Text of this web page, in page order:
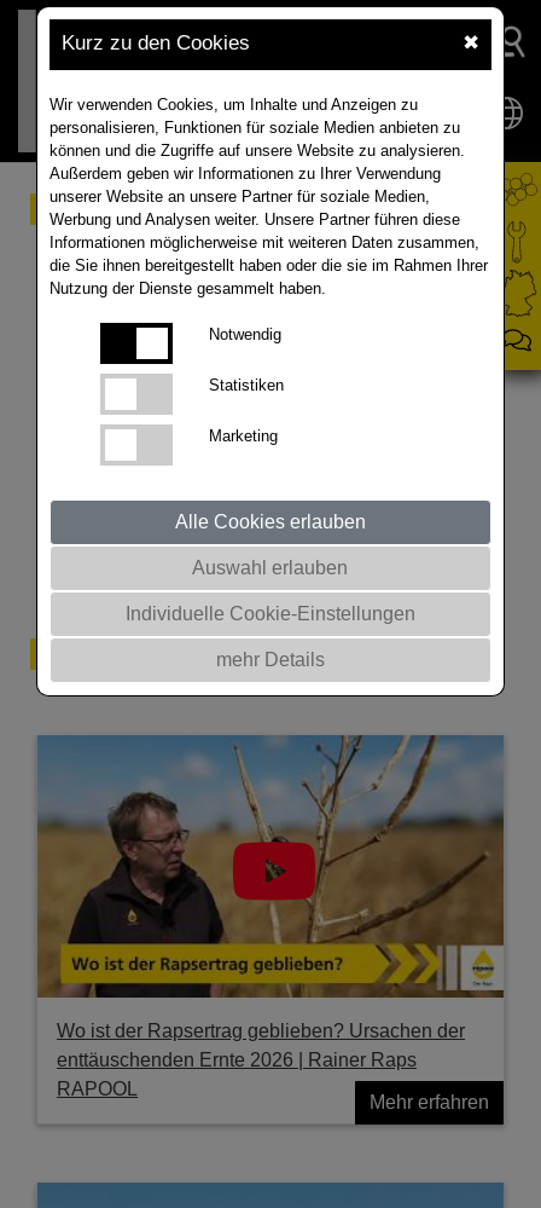
Kurz zu den Cookies ✖
Wir verwenden Cookies, um Inhalte und Anzeigen zu
personalisieren, Funktionen für soziale Medien anbieten zu
können und die Zugriffe auf unsere Website zu analysieren.
Außerdem geben wir Informationen zu Ihrer Verwendung
unserer Website an unsere Partner für soziale Medien,
Werbung und Analysen weiter. Unsere Partner führen diese
Informationen möglicherweise mit weiteren Daten zusammen,
die Sie ihnen bereitgestellt haben oder die sie im Rahmen Ihrer
Nutzung der Dienste gesammelt haben.
Notwendig
Statistiken
Marketing
Alle Cookies erlauben
Auswahl erlauben
Individuelle Cookie-Einstellungen
mehr Details
RAPOOL - Saatgut - Von
der Anlieferung bis zur
Verpackung
Die Rapsernte hat begonnen! Das neue Saatgut für
2019 ist da. Bei unserem Gesellschafter
Norddeutsche Pflanzenzucht Hans-Georg Lembke
KG in Hohenlieth laufen die Arbeiten gerade auf
Hochtouren.
Mediathek
Wo ist der Rapsertrag geblieben? Ursachen der
enttäuschenden Ernte 2026 | Rainer Raps
RAPOOL
Mehr erfahren